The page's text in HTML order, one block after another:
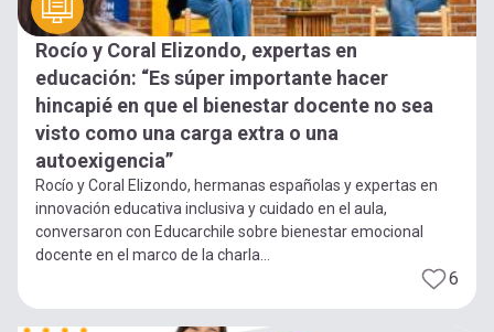
Rocío y Coral Elizondo, expertas en
educación: “Es súper importante hacer
hincapié en que el bienestar docente no sea
visto como una carga extra o una
autoexigencia”
Rocío y Coral Elizondo, hermanas españolas y expertas en
innovación educativa inclusiva y cuidado en el aula,
conversaron con Educarchile sobre bienestar emocional
docente en el marco de la charla...
6